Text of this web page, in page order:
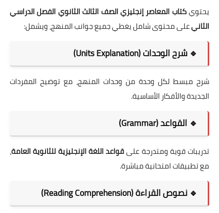
يحتويكتاب المعاصر إنجليزي الصف الثالث الثانوي الفصل الدراسي
الثانيعلى محتوى شامل يغطي جميع جوانب المنهج، ويشمل:
🔹 شرح الوحدات (Units Explanation)
شرح مبسط لكل وحدة من وحدات المنهج، مع توضيح المفردات
الجديدة والأفكار الأساسية.
🔹 القواعد (Grammar)
تدريبات قوية ومتدرجة علىقواعد اللغة الإنجليزية للثانوية العامة،
مع تطبيقات امتحانية مباشرة.
🔹 نصوص القراءة (Reading Comprehension)